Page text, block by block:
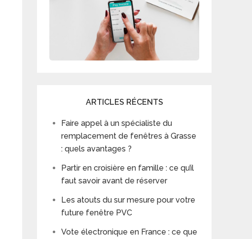
ARTICLES RÉCENTS
Faire appel à un spécialiste du
remplacement de fenêtres à Grasse
: quels avantages ?
Partir en croisière en famille : ce qu’il
faut savoir avant de réserver
Les atouts du sur mesure pour votre
future fenêtre PVC
Vote électronique en France : ce que